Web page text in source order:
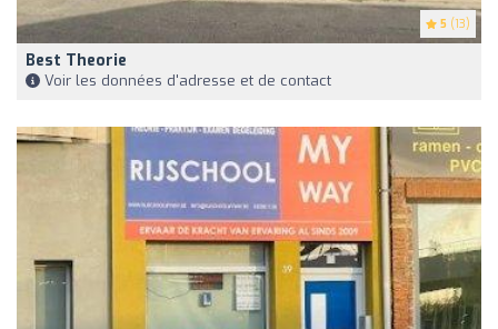
5 (13)
Best Theorie
Voir les données d'adresse et de contact